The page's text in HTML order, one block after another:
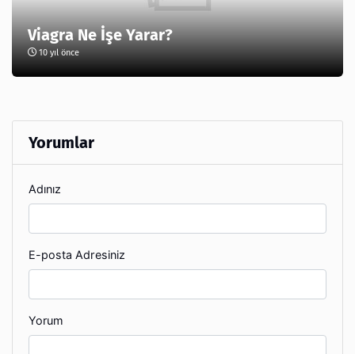
Viagra Ne İşe Yarar?
10 yıl önce
Yorumlar
Adınız
E-posta Adresiniz
Yorum